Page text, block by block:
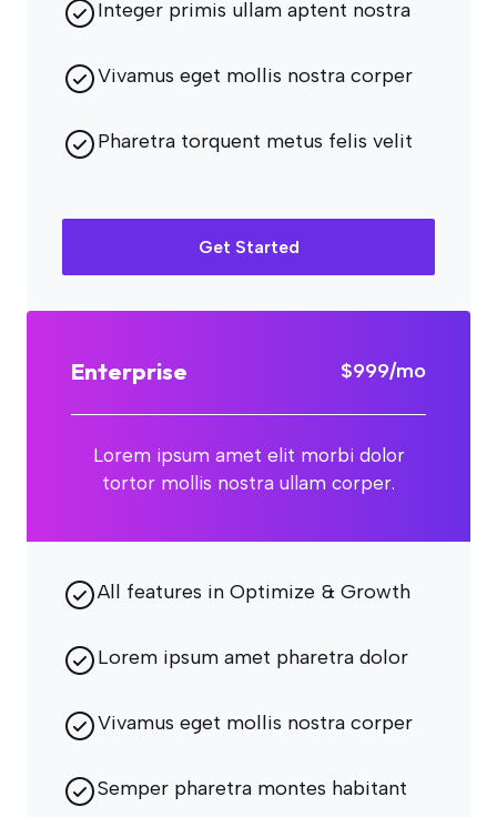
Integer primis ullam aptent nostra
Vivamus eget mollis nostra corper
Pharetra torquent metus felis velit
Get Started
Enterprise $999/mo
Lorem ipsum amet elit morbi dolor
tortor mollis nostra ullam corper.
All features in Optimize & Growth
Lorem ipsum amet pharetra dolor
Vivamus eget mollis nostra corper
Semper pharetra montes habitant